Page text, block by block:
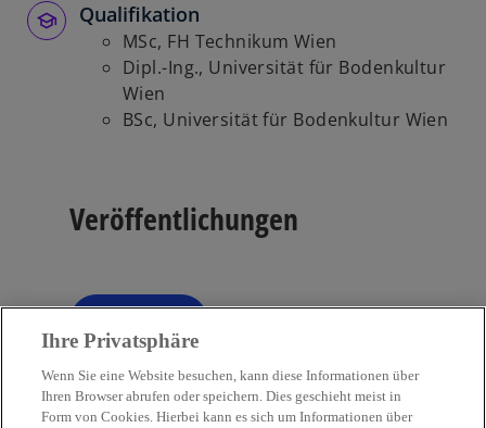
Qualifikation
MSc, FH Technikum Wien
Dipl.-Ing., Universität für Bodenkultur
Wien
BSc, Universität für Bodenkultur Wien
Veröffentlichungen
Ihre Privatsphäre
Wenn Sie eine Website besuchen, kann diese Informationen über
Ihren Browser abrufen oder speichern. Dies geschieht meist in
Form von Cookies. Hierbei kann es sich um Informationen über